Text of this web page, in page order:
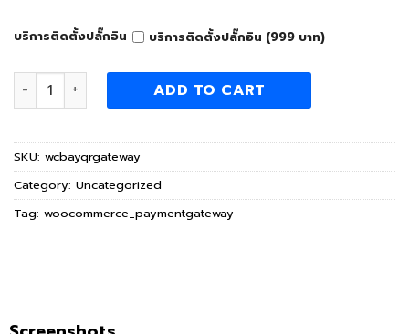
บริการติดตั้งปลั๊กอิน บริการติดตั้งปลั๊กอิน (999 บาท)
ปลั๊กอินสำหรับจ่ายเงินด้วย QR code ของ ธนาคารกรุงศรีอยุธยา
ADD TO CART
SKU: wcbayqrgateway
Category: Uncategorized
Tag: woocommerce_paymentgateway